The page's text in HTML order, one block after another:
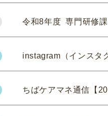
令和8年度 専門研修
instagram（インスタ
ちばケアマネ通信【